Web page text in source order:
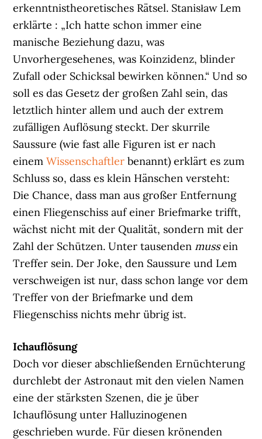
erkenntnistheoretisches Rätsel. Stanisław Lem
erklärte : „Ich hatte schon immer eine
manische Beziehung dazu, was
Unvorhergesehenes, was Koinzidenz, blinder
Zufall oder Schicksal bewirken können.“ Und so
soll es das Gesetz der großen Zahl sein, das
letztlich hinter allem und auch der extrem
zufälligen Auflösung steckt. Der skurrile
Saussure (wie fast alle Figuren ist er nach
einemWissenschaftler benannt) erklärt es zum
Schluss so, dass es klein Hänschen versteht:
Die Chance, dass man aus großer Entfernung
einen Fliegenschiss auf einer Briefmarke trifft,
wächst nicht mit der Qualität, sondern mit der
Zahl der Schützen. Unter tausenden mussein
Treffer sein. Der Joke, den Saussure und Lem
verschweigen ist nur, dass schon lange vor dem
Treffer von der Briefmarke und dem
Fliegenschiss nichts mehr übrig ist.
Ichauflösung
Doch vor dieser abschließenden Ernüchterung
durchlebt der Astronaut mit den vielen Namen
eine der stärksten Szenen, die je über
Ichauflösung unter Halluzinogenen
geschrieben wurde. Für diesen krönenden